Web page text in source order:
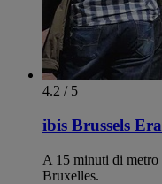
4.2 / 5
ibis Brussels
A 15 minuti di metro
Bruxelles.